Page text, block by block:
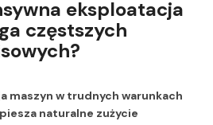
eksploatacja
częstszych
maszyn w trudnych warunkach
naturalne zużycie